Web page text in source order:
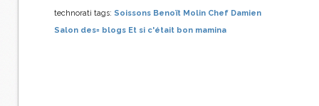
technorati tags: Soissons Benoït Molin Chef Damien
Salon des= blogs Et si c'était bon mamina